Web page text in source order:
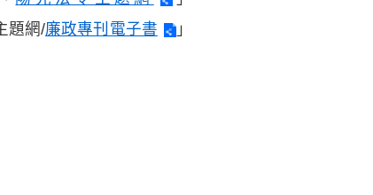
題網/廉政專刊電子書
」